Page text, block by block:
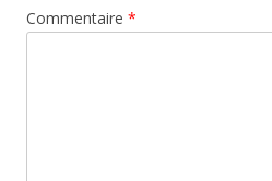
Commentaire *